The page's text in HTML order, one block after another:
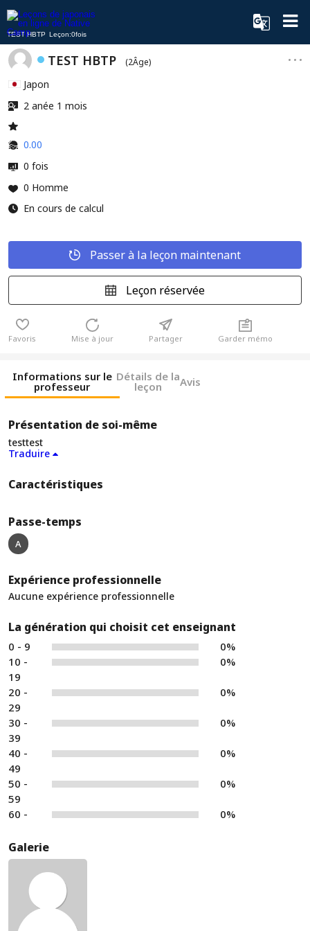
TEST HBTP Leçon:0fois
TEST HBTP (2Âge)
Japon
2 anée 1 mois
0.00
0 fois
0 Homme
En cours de calcul
Passer à la leçon maintenant
Leçon réservée
Favoris Mise à jour Partager Garder mémo
Informations sur le
professeur
Détails de la
leçon Avis
Présentation de soi-même
testtest
Traduire
Caractéristiques
Passe-temps
A
Expérience professionnelle
Aucune expérience professionnelle
La génération qui choisit cet enseignant
0 - 9
0%
10 -
19
0%
20 -
29
0%
30 -
39
0%
40 -
49
0%
50 -
59
0%
60 - 0%
Galerie